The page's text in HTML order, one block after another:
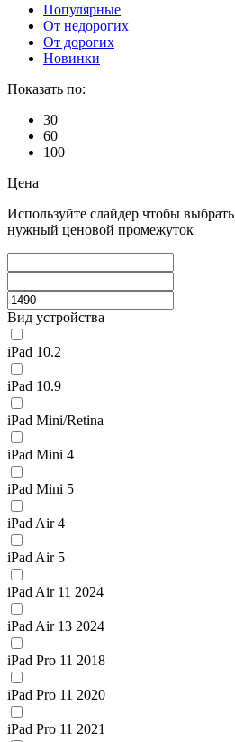
Популярные
От недорогих
От дорогих
Новинки
Показать по:
30
60
100
Цена
Используйте слайдер чтобы выбрать
нужный ценовой промежуток
Вид устройства
iPad 10.2
iPad 10.9
iPad Mini/Retina
iPad Mini 4
iPad Mini 5
iPad Air 4
iPad Air 5
iPad Air 11 2024
iPad Air 13 2024
iPad Pro 11 2018
iPad Pro 11 2020
iPad Pro 11 2021